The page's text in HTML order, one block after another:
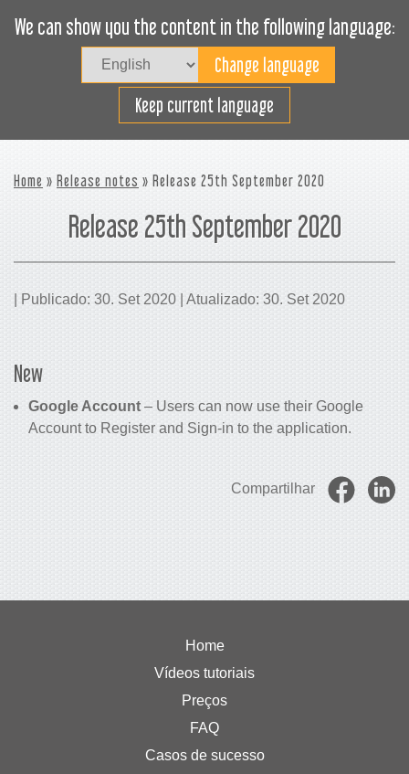
We can show you the content in the following language:
Keep current language
Carregue eficazmente
Home » Release notes » Release 25th September 2020
Release 25th September 2020
| Publicado: 30. Set 2020 | Atualizado: 30. Set 2020
New
Google Account – Users can now use their Google
Account to Register and Sign-in to the application.
Compartilhar
Home
Vídeos tutoriais
Preços
FAQ
Casos de sucesso